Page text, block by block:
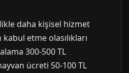
daha kişisel hizmet
etme olasılıkları
300-500 TL
ücreti 50-100 TL